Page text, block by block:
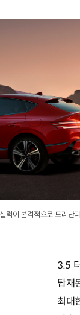
력이 본격적으로 드러난다
3.5
탑재
최대